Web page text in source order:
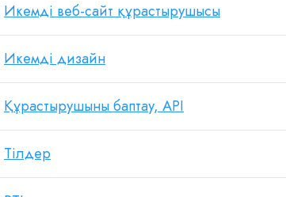
Икемді веб-сайт құрастырушысы
Икемді дизайн
Құрастырушыны баптау, API
Тілдер